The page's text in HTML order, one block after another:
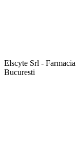
Elscyte Srl -
Bucuresti